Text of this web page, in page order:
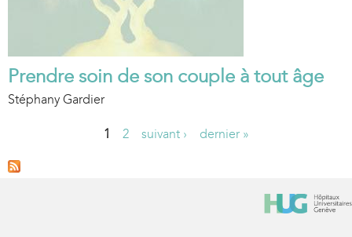
Prendre soin de son couple à tout âge
Stéphany Gardier
P
1 2 suivant › dernier »